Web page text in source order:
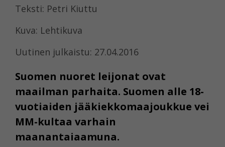
Teksti: Petri Kiuttu
Kuva: Lehtikuva
Uutinen julkaistu: 27.04.2016
Suomen nuoret leijonat ovat
maailman parhaita. Suomen alle 18-
vuotiaiden jääkiekkomaajoukkue vei
MM-kultaa varhain
maanantaiaamuna.